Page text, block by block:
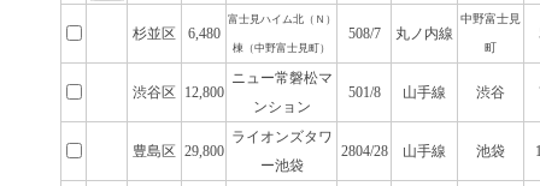
杉並区 6,480
富士見ハイム北（Ｎ）
棟（中野富士見町）
508/7 丸ノ内線
中野富士見
町
渋谷区 12,800
ニュー常磐松マ
ンション
501/8 山手線 渋谷
豊島区 29,800
ライオンズタワ
ー池袋
2804/28 山手線 池袋